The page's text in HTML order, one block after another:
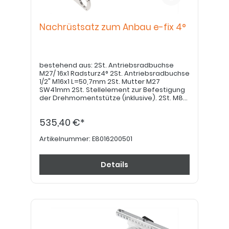
Nachrüstsatz zum Anbau e-fix 4°
bestehend aus: 2St. Antriebsradbuchse
M27/ 16x1 Radsturz4° 2St. Antriebsradbuchse
1/2" M16x1 L=50,7mm 2St. Mutter M27
SW41mm 2St. Stellelement zur Befestigung
der Drehmomentstütze (inklusive). 2St. M8
Distanz ø25xø8x7mm. 2St. Distanz 20mm
für Bremsbolzendistanzierung 2St.
Befestigungsschraube M5x30 DIN 912
Fa. Alber: E-fix: bis 60kg: 3°; über 60kg: 1° E-
motion: bis 40kg: 9°; bis 60kg: 6°; bis 100kg: 3°;
535,40 €*
Artikelnummer: E8016200501
Details